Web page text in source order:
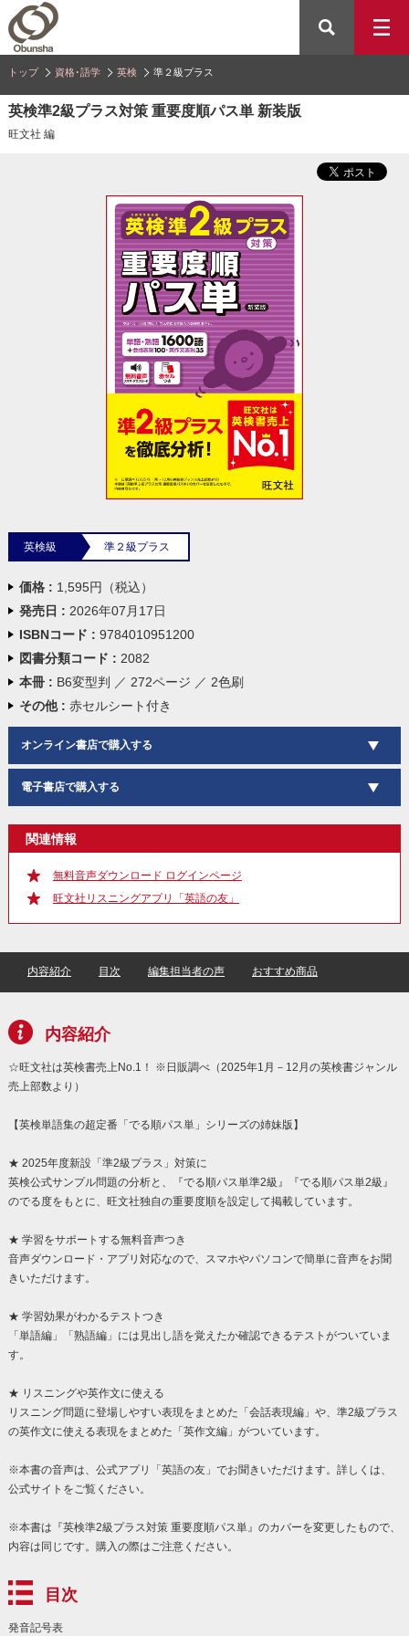
トップ 資格･語学 英検 準２級プラス
英検準2級プラス対策 重要度順パス単 新装版
旺文社 編
英検級 準２級プラス
価格 : 1,595円（税込）
発売日 : 2026年07月17日
ISBNコード : 9784010951200
図書分類コード : 2082
本冊 : B6変型判 ／ 272ページ ／ 2色刷
その他 : 赤セルシート付き
オンライン書店で購入する
電子書店で購入する
関連情報
無料音声ダウンロード ログインページ
旺文社リスニングアプリ「英語の友」
内容紹介 目次 編集担当者の声 おすすめ商品
内容紹介
☆旺文社は英検書売上No.1！ ※日販調べ（2025年1月－12月の英検書ジャンル
売上部数より）
【英検単語集の超定番「でる順パス単」シリーズの姉妹版】
★ 2025年度新設「準2級プラス」対策に
英検公式サンプル問題の分析と、『でる順パス単準2級』『でる順パス単2級』
のでる度をもとに、旺文社独自の重要度順を設定して掲載しています。
★ 学習をサポートする無料音声つき
音声ダウンロード・アプリ対応なので、スマホやパソコンで簡単に音声をお聞
きいただけます。
★ 学習効果がわかるテストつき
「単語編」「熟語編」には見出し語を覚えたか確認できるテストがついていま
す。
★ リスニングや英作文に使える
リスニング問題に登場しやすい表現をまとめた「会話表現編」や、準2級プラス
の英作文に使える表現をまとめた「英作文編」がついています。
※本書の音声は、公式アプリ「英語の友」でお聞きいただけます。詳しくは、
公式サイトをご覧ください。
※本書は『英検準2級プラス対策 重要度順パス単』のカバーを変更したもので、
内容は同じです。購入の際はご注意ください。
目次
発音記号表